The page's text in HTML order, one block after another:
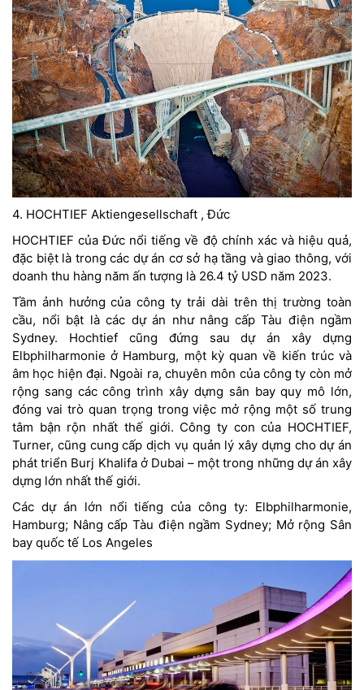
4. HOCHTIEF Aktiengesellschaft , Đức
HOCHTIEF của Đức nổi tiếng về độ chính xác và hiệu quả,
đặc biệt là trong các dự án cơ sở hạ tầng và giao thông, với
doanh thu hàng năm ấn tượng là 26.4 tỷ USD năm 2023.
Tầm ảnh hưởng của công ty trải dài trên thị trường toàn
cầu, nổi bật là các dự án như nâng cấp Tàu điện ngầm
Sydney. Hochtief cũng đứng sau dự án xây dựng
Elbphilharmonie ở Hamburg, một kỳ quan về kiến ​​trúc và
âm học hiện đại. Ngoài ra, chuyên môn của công ty còn mở
rộng sang các công trình xây dựng sân bay quy mô lớn,
đóng vai trò quan trọng trong việc mở rộng một số trung
tâm bận rộn nhất thế giới. Công ty con của HOCHTIEF,
Turner, cũng cung cấp dịch vụ quản lý xây dựng cho dự án
phát triển Burj Khalifa ở Dubai – một trong những dự án xây
dựng lớn nhất thế giới.
Các dự án lớn nổi tiếng của công ty: Elbphilharmonie,
Hamburg; Nâng cấp Tàu điện ngầm Sydney; Mở rộng Sân
bay quốc tế Los Angeles